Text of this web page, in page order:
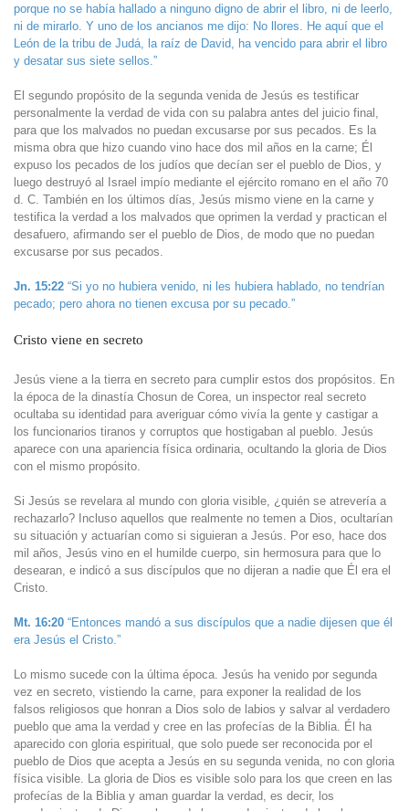
porque no se había hallado a ninguno digno de abrir el libro, ni de leerlo,
ni de mirarlo. Y uno de los ancianos me dijo: No llores. He aquí que el
León de la tribu de Judá, la raíz de David, ha vencido para abrir el libro
y desatar sus siete sellos.”
El segundo propósito de la segunda venida de Jesús es testificar
personalmente la verdad de vida con su palabra antes del juicio final,
para que los malvados no puedan excusarse por sus pecados. Es la
misma obra que hizo cuando vino hace dos mil años en la carne; Él
expuso los pecados de los judíos que decían ser el pueblo de Dios, y
luego destruyó al Israel impío mediante el ejército romano en el año 70
d. C. También en los últimos días, Jesús mismo viene en la carne y
testifica la verdad a los malvados que oprimen la verdad y practican el
desafuero, afirmando ser el pueblo de Dios, de modo que no puedan
excusarse por sus pecados.
Jn. 15:22 “Si yo no hubiera venido, ni les hubiera hablado, no tendrían
pecado; pero ahora no tienen excusa por su pecado.”
Cristo viene en secreto
Jesús viene a la tierra en secreto para cumplir estos dos propósitos. En
la época de la dinastía Chosun de Corea, un inspector real secreto
ocultaba su identidad para averiguar cómo vivía la gente y castigar a
los funcionarios tiranos y corruptos que hostigaban al pueblo. Jesús
aparece con una apariencia física ordinaria, ocultando la gloria de Dios
con el mismo propósito.
Si Jesús se revelara al mundo con gloria visible, ¿quién se atrevería a
rechazarlo? Incluso aquellos que realmente no temen a Dios, ocultarían
su situación y actuarían como si siguieran a Jesús. Por eso, hace dos
mil años, Jesús vino en el humilde cuerpo, sin hermosura para que lo
desearan, e indicó a sus discípulos que no dijeran a nadie que Él era el
Cristo.
Mt. 16:20 “Entonces mandó a sus discípulos que a nadie dijesen que él
era Jesús el Cristo.”
Lo mismo sucede con la última época. Jesús ha venido por segunda
vez en secreto, vistiendo la carne, para exponer la realidad de los
falsos religiosos que honran a Dios solo de labios y salvar al verdadero
pueblo que ama la verdad y cree en las profecías de la Biblia. Él ha
aparecido con gloria espiritual, que solo puede ser reconocida por el
pueblo de Dios que acepta a Jesús en su segunda venida, no con gloria
física visible. La gloria de Dios es visible solo para los que creen en las
profecías de la Biblia y aman guardar la verdad, es decir, los